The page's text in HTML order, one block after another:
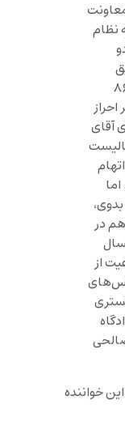
نظام
ماده ۵۱دو
موضوع ماده دو۸۶
آقای
در
سال
از
خواننده